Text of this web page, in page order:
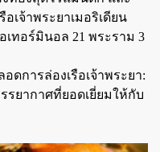
เจ้าพระยาเมอริเดียน
เทอร์มินอล 21 พระราม 3
ดการล่องเรือเจ้าพระยา:
รยากาศที่ยอดเยี่ยมให้กับ